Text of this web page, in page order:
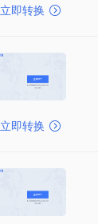
立即转换
立即转换